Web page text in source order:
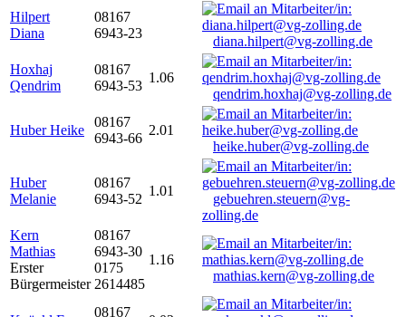
Hilpert
Diana
08167
6943-23
diana.hilpert@vg-zolling.de
Hoxhaj
Qendrim
08167
6943-53
1.06
qendrim.hoxhaj@vg-zolling.de
Huber Heike
08167
6943-66
2.01
heike.huber@vg-zolling.de
Huber
Melanie
08167
6943-52
1.01
gebuehren.steuern@vg-
zolling.de
Kern
Mathias
Erster
Bürgermeister
08167
6943-30
0175
2614485
1.16
mathias.kern@vg-zolling.de
08167